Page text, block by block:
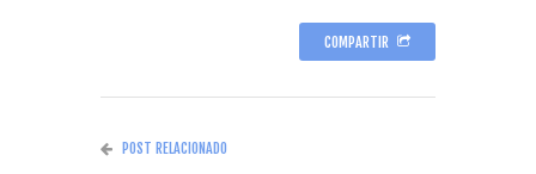
COMPARTIR
POST RELACIONADO